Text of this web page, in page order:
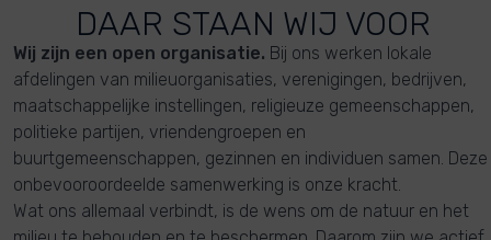
DAAR STAAN WIJ VOOR
Wij zijn een open organisatie. Bij ons werken lokale
afdelingen van milieuorganisaties, verenigingen, bedrijven,
maatschappelijke instellingen, religieuze gemeenschappen,
politieke partijen, vriendengroepen en
buurtgemeenschappen, gezinnen en individuen samen. Deze
onbevooroordeelde samenwerking is onze kracht.
Wat ons allemaal verbindt, is de wens om de natuur en het